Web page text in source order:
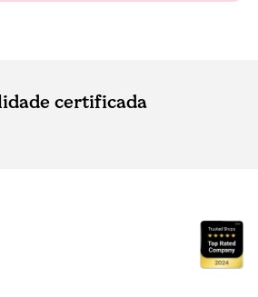
certificada